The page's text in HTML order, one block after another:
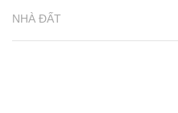
NHÀ ĐẤT